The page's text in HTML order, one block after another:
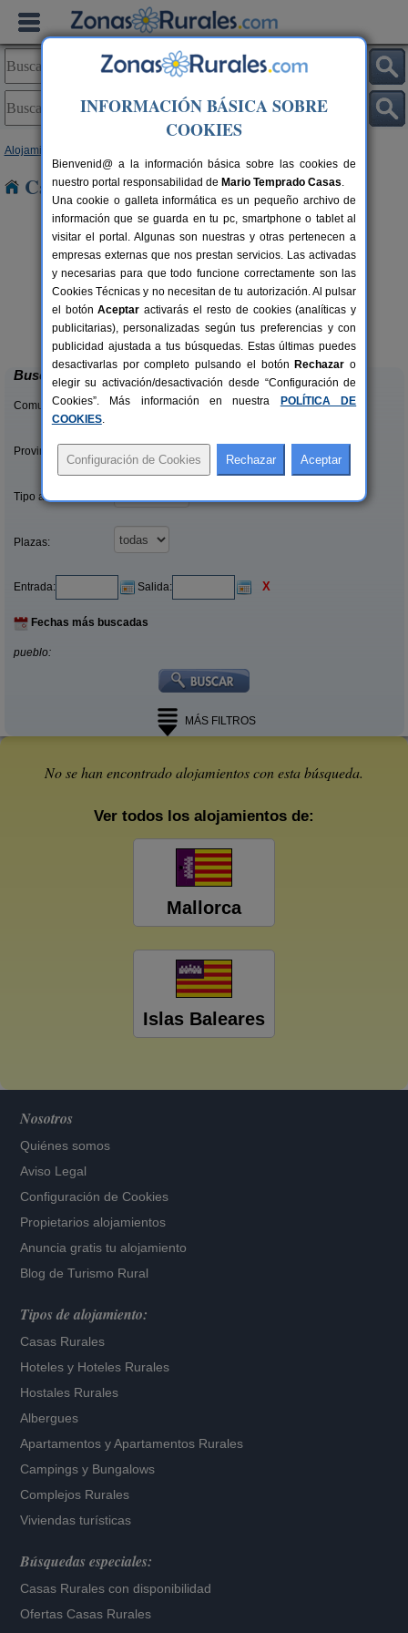
Alojamientos
Casas Rurales en Mallorca
2 pers.
desde55 €
Petit Caimari
Caimari (Mallorca)
Buscar
Comunidades:
Provincias/Islas:
Tipo alquiler:
Plazas:
Entrada: Salida: X
Fechas más buscadas
pueblo:
MÁS FILTROS
No se han encontrado alojamientos con esta búsqueda.
Ver todos los alojamientos de:
Mallorca
Islas Baleares
Nosotros
Quiénes somos
Aviso Legal
Configuración de Cookies
Propietarios alojamientos
Anuncia gratis tu alojamiento
Blog de Turismo Rural
Tipos de alojamiento:
Casas Rurales
Hoteles y Hoteles Rurales
Hostales Rurales
Albergues
Apartamentos yApartamentos Rurales
Campings y Bungalows
Complejos Rurales
Viviendas turísticas
Búsquedas especiales:
Casas Rurales con disponibilidad
Ofertas Casas Rurales
INFORMACIÓN BÁSICA SOBRE
COOKIES
Bienvenid@ a la información básica sobre las cookies de
nuestro portal responsabilidad de Mario Temprado Casas.
Una cookie o galleta informática es un pequeño archivo de
información que se guarda en tu pc, smartphone o tablet al
visitar el portal. Algunas son nuestras y otras pertenecen a
empresas externas que nos prestan servicios. Las activadas
y necesarias para que todo funcione correctamente son las
Cookies Técnicas y no necesitan de tu autorización. Al pulsar
el botónAceptar activarás el resto de cookies (analíticas y
publicitarias), personalizadas según tus preferencias y con
publicidad ajustada a tus búsquedas. Estas últimas puedes
desactivarlas por completo pulsando el botón Rechazar o
elegir su activación/desactivación desde “Configuración de
Cookies”. Más información en nuestra
POLÍTICA DE
COOKIES.